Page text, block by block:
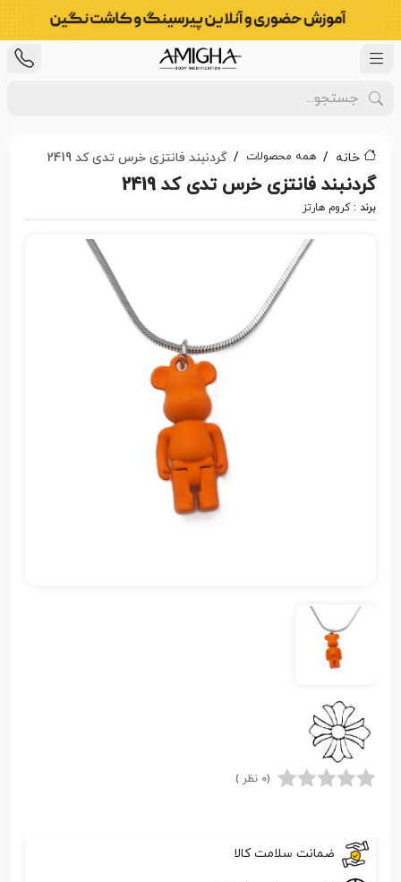
خانه همه محصولات گردنبند فانتزی خرس تدی کد 2419
گردنبند فانتزی خرس تدی کد 2419
برند :کروم هارتز
(0 نظر )
ضمانت سلامت کالا